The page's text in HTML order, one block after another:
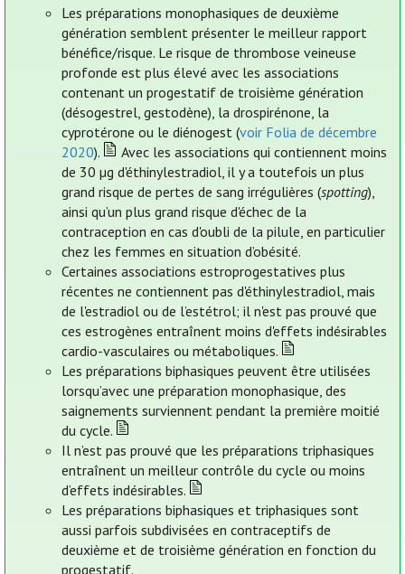
Les préparations monophasiques de deuxième
génération semblent présenter le meilleur rapport
bénéfice/risque. Le risque de thrombose veineuse
profonde est plus élevé avec les associations
contenant un progestatif de troisième génération
(désogestrel, gestodène), la drospirénone, la
cyprotérone ou le diénogest (voir Folia de décembre
2020).
Avec les associations qui contiennent moins
de 30 µg d'éthinylestradiol, il y a toutefois un plus
grand risque de pertes de sang irrégulières (spotting),
ainsi qu’un plus grand risque d'échec de la
contraception en cas d'oubli de la pilule, en particulier
chez les femmes en situation d’obésité.
Certaines associations estroprogestatives plus
récentes ne contiennent pas d'éthinylestradiol, mais
de l'estradiol ou de l’estétrol; il n'est pas prouvé que
ces estrogènes entraînent moins d'effets indésirables
cardio-vasculaires ou métaboliques.
Les préparations biphasiques peuvent être utilisées
lorsqu’avec une préparation monophasique, des
saignements surviennent pendant la première moitié
du cycle.
Il n’est pas prouvé que les préparations triphasiques
entraînent un meilleur contrôle du cycle ou moins
d’effets indésirables.
Les préparations biphasiques et triphasiques sont
aussi parfois subdivisées en contraceptifs de
deuxième et de troisième génération en fonction du
progestatif.